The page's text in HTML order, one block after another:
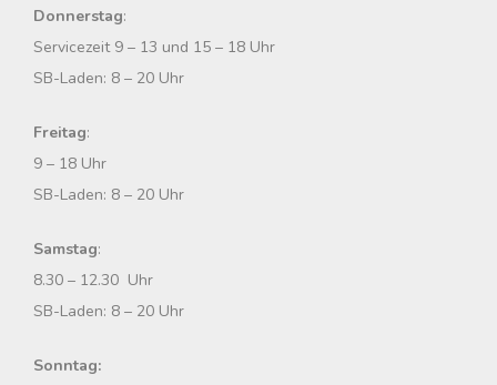
Donnerstag:
Servicezeit 9 – 13 und 15 – 18 Uhr
SB-Laden: 8 – 20 Uhr
Freitag:
9 – 18 Uhr
SB-Laden: 8 – 20 Uhr
Samstag:
8.30 – 12.30 Uhr
SB-Laden: 8 – 20 Uhr
Sonntag: